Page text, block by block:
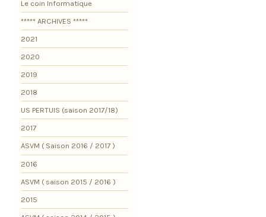
Le coin Informatique
***** ARCHIVES *****
2021
2020
2019
2018
US PERTUIS (saison 2017/18)
2017
ASVM ( Saison 2016 / 2017 )
2016
ASVM ( saison 2015 / 2016 )
2015